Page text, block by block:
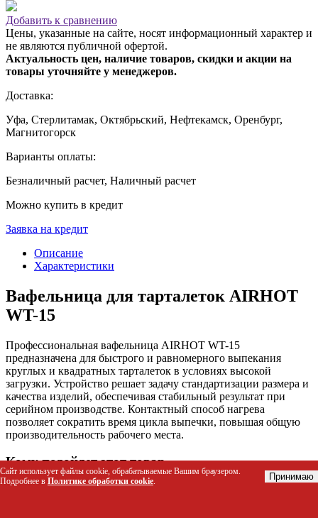
Добавить к сравнению
Цены, указанные на сайте, носят информационный характер и
не являются публичной офертой.
Актуальность цен, наличие товаров, скидки и акции на
товары уточняйте у менеджеров.
Доставка:
Уфа, Стерлитамак, Октябрьский, Нефтекамск, Оренбург,
Магнитогорск
Варианты оплаты:
Безналичный расчет, Наличный расчет
Можно купить в кредит
Заявка на кредит
Описание
Характеристики
Вафельница для тарталеток AIRHOT
WT-15
Профессиональная вафельница AIRHOT WT-15
предназначена для быстрого и равномерного выпекания
круглых и квадратных тарталеток в условиях высокой
загрузки. Устройство решает задачу стандартизации размера и
качества изделий, обеспечивая стабильный результат при
серийном производстве. Контактный способ нагрева
позволяет сократить время цикла выпечки, повышая общую
производительность рабочего места.
Кому подойдет этот товар
Шеф-повара и кондитеры ресторанов и кафе для
Сайт использует файлы cookie, обрабатываемые Вашим браузером.
Подробнее в Политике обработки cookie. Принимаю